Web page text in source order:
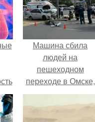
Машина сбила
людей на
пешеходном
переходе в Омске,
пострадали 8
человек.